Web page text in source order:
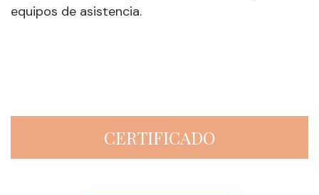
equipos de asistencia.
CERTIFICADO